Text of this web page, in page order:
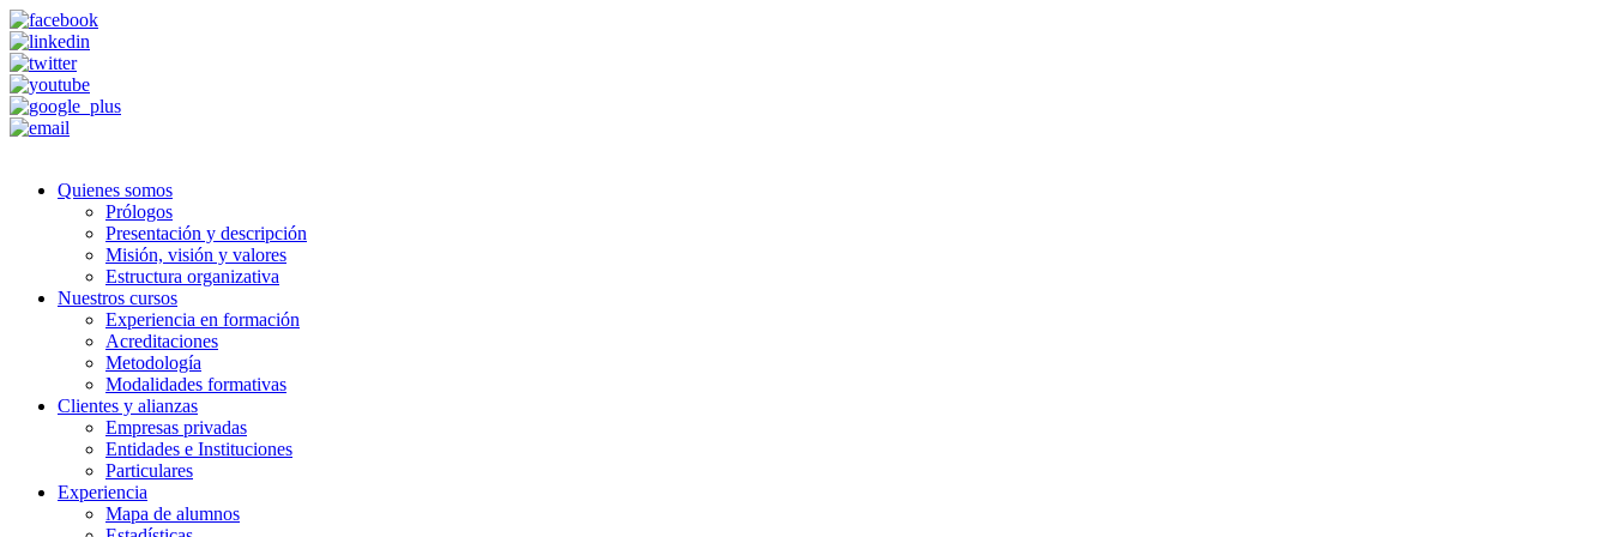
Quienes somos
Prólogos
Presentación y descripción
Misión, visión y valores
Estructura organizativa
Nuestros cursos
Experiencia en formación
Acreditaciones
Metodología
Modalidades formativas
Clientes y alianzas
Empresas privadas
Entidades e Instituciones
Particulares
Experiencia
Mapa de alumnos